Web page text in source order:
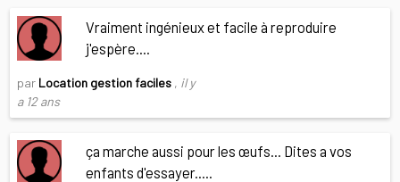
Vraiment ingénieux et facile à reproduire
j'espère....
par Location gestion faciles , il y
a 12 ans
ça marche aussi pour les œufs... Dites a vos
enfants d'essayer.....